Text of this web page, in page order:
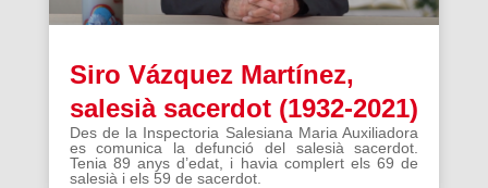
Siro Vázquez Martínez,
salesià sacerdot (1932-2021)
Des de la Inspectoria Salesiana Maria Auxiliadora
es comunica la defunció del salesià sacerdot.
Tenia 89 anys d’edat, i havia complert els 69 de
salesià i els 59 de sacerdot.